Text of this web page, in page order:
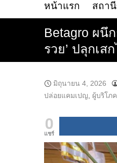
หน้าแรก สถา
Betagro ผนึ
รวย’ ปลุกเ
มิถุนายน 4, 2026
ปล่อยแคมเปญ
ผู้บริโภ
0
แชร์